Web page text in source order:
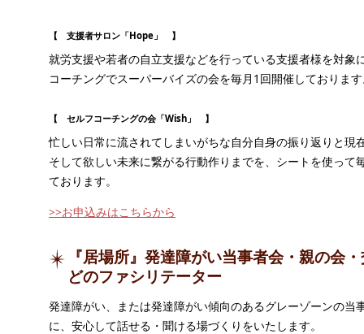
【 支援者サロン「Hope」 】
就労支援や若者の自立支援などを行っている支援者様を対象
コーチングでスーパーバイズの会を毎月1回開催しておりま
【 セルフコーチングの会「Wish」 】
忙しい日常に流されてしまいがちな自分自身の振り返りと現
そして欲しい未来に繋がる行動作りまでを、シートを使って
ております。
>>お申込みはこちらから
『居場所』発達障がい当事者会・親の会
どのファシリテーター
発達障がい、または発達障がい傾向のあるグレーゾーンの当
に、安心して話せる・聞ける場づくりをいたします。